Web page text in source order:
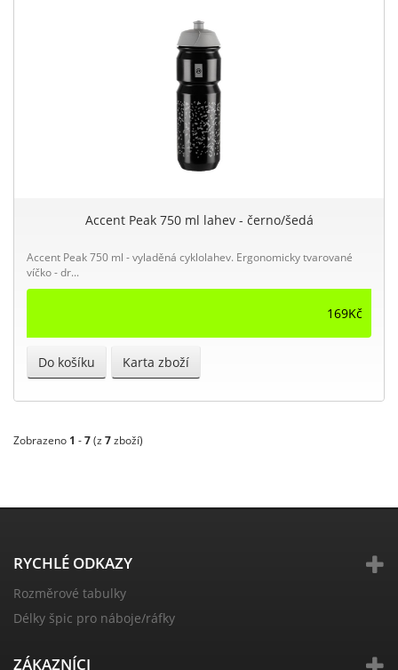
Accent Peak 750 ml lahev - černo/šedá
Accent Peak 750 ml - vyladěná cyklolahev. Ergonomicky tvarované
víčko - dr...
169Kč
Do košíku Karta zboží
Zobrazeno 1 -7(z 7zboží)
RYCHLÉ ODKAZY
Rozměrové tabulky
Délky špic pro náboje/ráfky
ZÁKAZNÍCI